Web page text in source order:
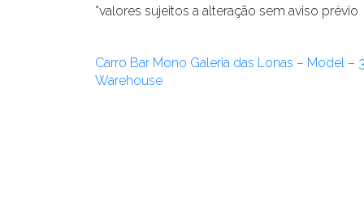
*valores sujeitos a alteração sem aviso prévio
Carro Bar Mono Galeria das Lonas – Model –
Warehouse